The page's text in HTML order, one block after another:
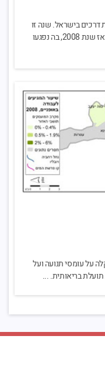
בתאונות דרכים בישראל. שנה זו
סימנה את המשך המגמה של ירידה בנפגעים מאז שנת 2008, בה נפגעו
על עומסי תנועה ועל
בריאותית. ...